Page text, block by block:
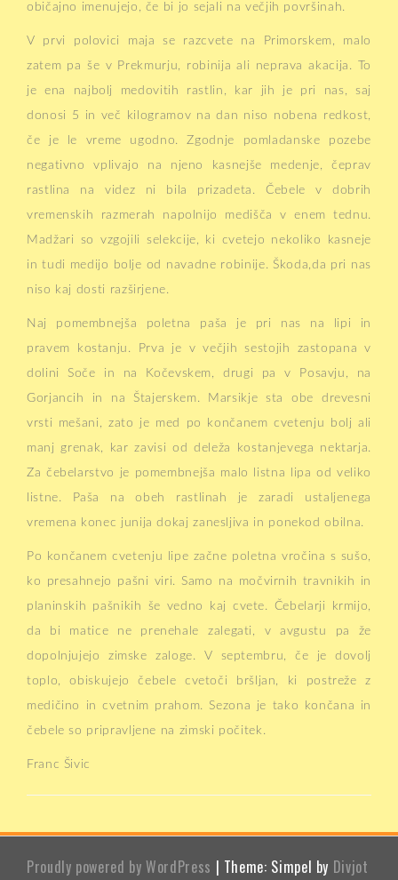
običajno imenujejo, če bi jo sejali na večjih površinah.
V prvi polovici maja se razcvete na Primorskem, malo
zatem pa še v Prekmurju, robinija ali neprava akacija. To
je ena najbolj medovitih rastlin, kar jih je pri nas, saj
donosi 5 in več kilogramov na dan niso nobena redkost,
če je le vreme ugodno. Zgodnje pomladanske pozebe
negativno vplivajo na njeno kasnejše medenje, čeprav
rastlina na videz ni bila prizadeta. Čebele v dobrih
vremenskih razmerah napolnijo medišča v enem tednu.
Madžari so vzgojili selekcije, ki cvetejo nekoliko kasneje
in tudi medijo bolje od navadne robinije. Škoda,da pri nas
niso kaj dosti razširjene.
Naj pomembnejša poletna paša je pri nas na lipi in
pravem kostanju. Prva je v večjih sestojih zastopana v
dolini Soče in na Kočevskem, drugi pa v Posavju, na
Gorjancih in na Štajerskem. Marsikje sta obe drevesni
vrsti mešani, zato je med po končanem cvetenju bolj ali
manj grenak, kar zavisi od deleža kostanjevega nektarja.
Za čebelarstvo je pomembnejša malo listna lipa od veliko
listne. Paša na obeh rastlinah je zaradi ustaljenega
vremena konec junija dokaj zanesljiva in ponekod obilna.
Po končanem cvetenju lipe začne poletna vročina s sušo,
ko presahnejo pašni viri. Samo na močvirnih travnikih in
planinskih pašnikih še vedno kaj cvete. Čebelarji krmijo,
da bi matice ne prenehale zalegati, v avgustu pa že
dopolnjujejo zimske zaloge. V septembru, če je dovolj
toplo, obiskujejo čebele cvetoči bršljan, ki postreže z
medičino in cvetnim prahom. Sezona je tako končana in
čebele so pripravljene na zimski počitek.
Franc Šivic
Proudly powered by WordPress | Theme: Simpel by Divjot